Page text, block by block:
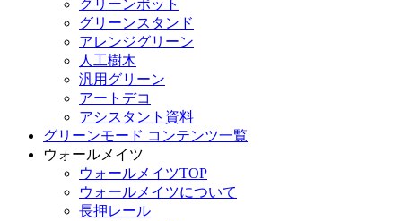
グリーンポット
グリーンスタンド
アレンジグリーン
人工樹木
汎用グリーン
アートデコ
アシスタント資料
グリーンモード コンテンツ一覧
ウォールメイツ
ウォールメイツTOP
ウォールメイツについて
長押レール